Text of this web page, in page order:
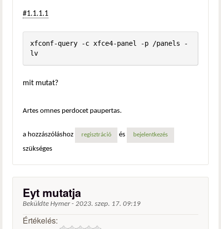
#1.1.1.1
xfconf-query -c xfce4-panel -p /panels -
lv
mit mutat?
Artes omnes perdocet paupertas.
a hozzászóláshoz regisztráció és bejelentkezés
szükséges
Eyt mutatja
Beküldte Hymer- 2023. szep. 17. 09:19
Értékelés: